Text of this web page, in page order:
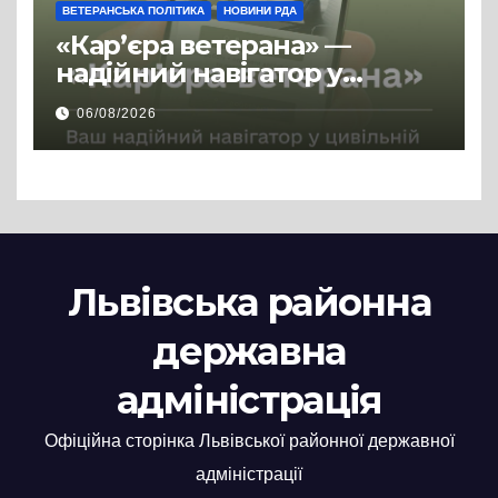
ВЕТЕРАНСЬКА ПОЛІТИКА НОВИНИ РДА
«Кар’єра ветерана» —
надійний навігатор у
цивільній професії
06/08/2026
Львівська районна
державна
адміністрація
Офіційна сторінка Львівської районної державної
адміністрації